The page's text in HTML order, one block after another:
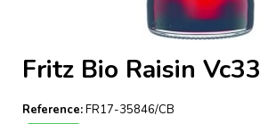
Fritz Bio Raisin
Reference:FR17-35846/CB